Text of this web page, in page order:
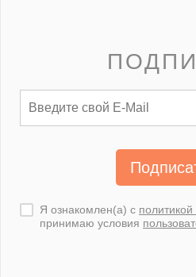
Я ознакомлен(а) с
принимаю условия